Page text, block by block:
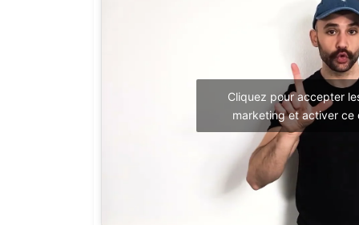
Cliquez pour accepter
marketing et activer ce